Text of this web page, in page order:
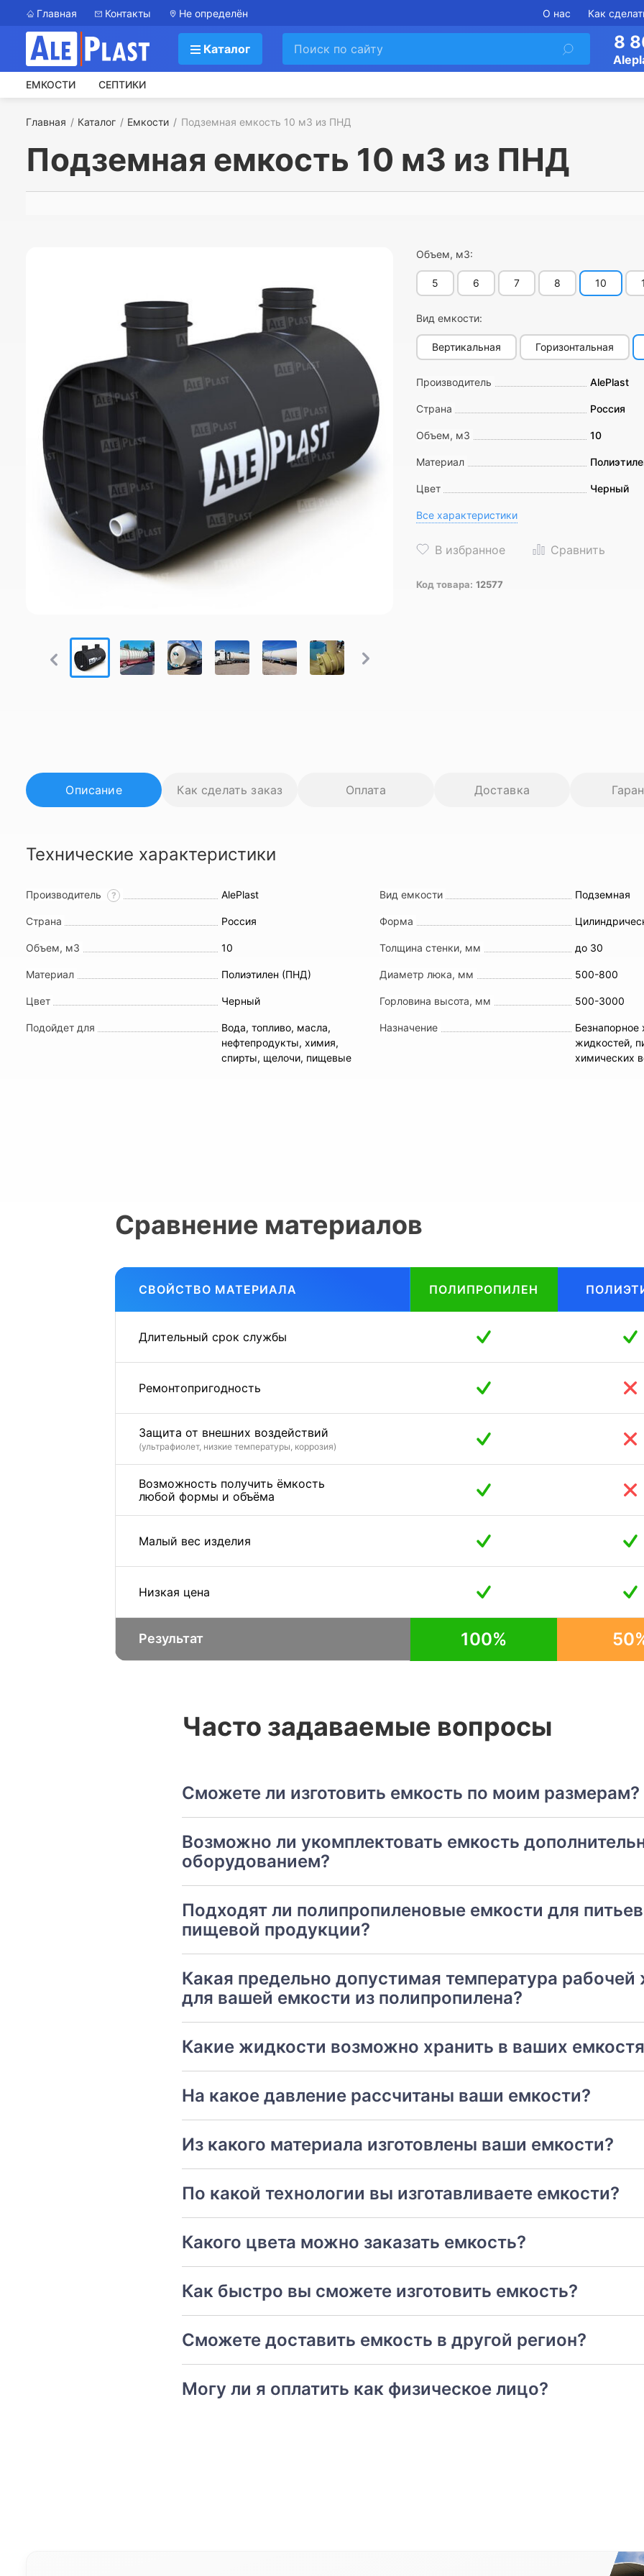
Главная Контакты Не определён О нас Как
Каталог 8
ЕМКОСТИ СЕПТИКИ
Главная Каталог Емкости Подземная емкость 10 м3 из ПНД
Подземная емкость 10 м3 из ПНД
Объем, м3:
5 6 7 8 10
Вид емкости:
Вертикальная Горизонтальная
Производитель AlePlast
Страна Россия
Объем, м3 10
Материал
Цвет Черный
Все характеристики
Код товара: 12577
Описание Как сделать заказ Оплата Доставка
Технические характеристики
Производитель ? AlePlast
Страна Россия
Объем, м3 10
Материал Полиэтилен (ПНД)
Цвет Черный
Подойдет для
Вода, топливо, масла,
нефтепродукты, химия,
спирты, щелочи, пищевые
Вид емкости Подземная
Форма
Толщина стенки, мм до 30
Диаметр люка, мм 500-800
Горловина высота, мм 500-3000
Назначение
Безнапорное
жидкостей,
химических
Сравнение материалов
СВОЙСТВО МАТЕРИАЛА ПОЛИПРОПИЛЕН
Длительный срок службы
Ремонтопригодность
Защита от внешних воздействий
(ультрафиолет, низкие температуры, коррозия)
Возможность получить ёмкость
любой формы и объёма
Малый вес изделия
Низкая цена
Результат 100%
Часто задаваемые вопросы
Сможете ли изготовить емкость по моим размерам?
Возможно ли укомплектовать емкость
оборудованием?
Подходят ли полипропиленовые емкости для
пищевой продукции?
Какая предельно допустимая температура рабочей
для вашей емкости из полипропилена?
Какие жидкости возможно хранить в ваших
На какое давление рассчитаны ваши емкости?
Из какого материала изготовлены ваши емкости?
По какой технологии вы изготавливаете емкости?
Какого цвета можно заказать емкость?
Как быстро вы сможете изготовить емкость?
Сможете доставить емкость в другой регион?
Могу ли я оплатить как физическое лицо?